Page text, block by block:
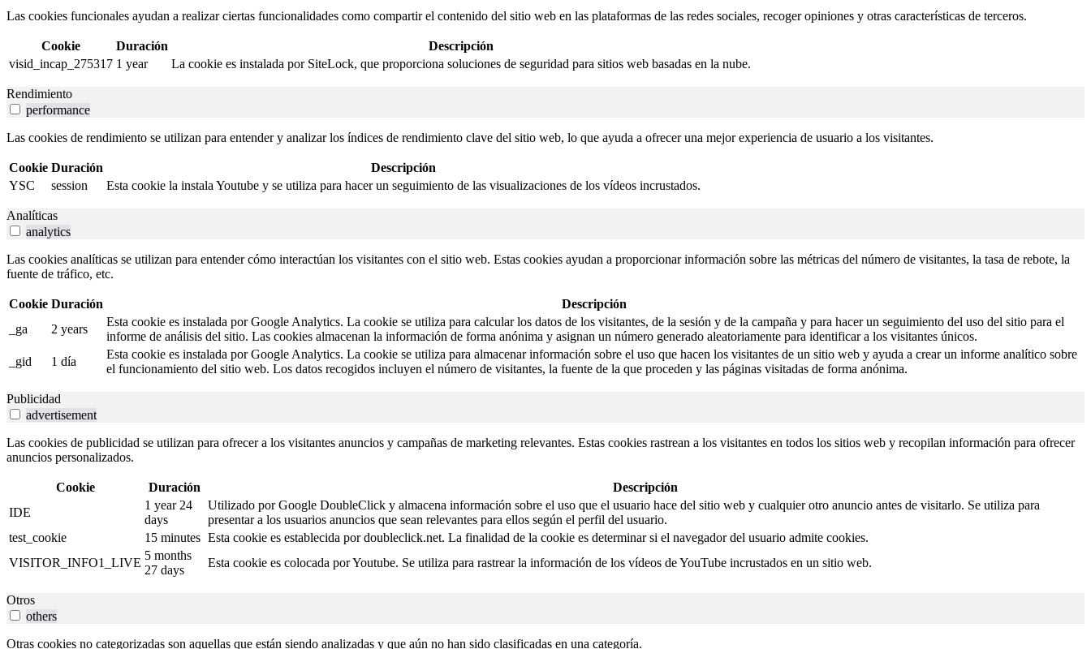
Las cookies funcionales ayudan a realizar ciertas funcionalidades como compartir el contenido del sitio web en las plataformas de las redes sociales, recoger opiniones y otras características de terceros.
Cookie Duración
Descripción
visid_incap_275317 1 year La cookie es instalada por SiteLock, que proporciona soluciones de seguridad para sitios web basadas en la nube.
Rendimiento
performance
Las cookies de rendimiento se utilizan para entender y analizar los índices de rendimiento clave del sitio web, lo que ayuda a ofrecer una mejor experiencia de usuario a los visitantes.
Cookie Duración
Descripción
YSC
session Esta cookie la instala Youtube y se utiliza para hacer un seguimiento de las visualizaciones de los vídeos incrustados.
Analíticas
analytics
Las cookies analíticas se utilizan para entender cómo interactúan los visitantes con el sitio web. Estas cookies ayudan a proporcionar información sobre las métricas del número de visitantes, la tasa de rebote, la
fuente de tráfico, etc.
Cookie Duración
Descripción
_ga
2 years
Esta cookie es instalada por Google Analytics. La cookie se utiliza para calcular los datos de los visitantes, de la sesión y de la campaña y para hacer un seguimiento del uso del sitio para el
informe de análisis del sitio. Las cookies almacenan la información de forma anónima y asignan un número generado aleatoriamente para identificar a los visitantes únicos.
_gid
1 día
Esta cookie es instalada por Google Analytics. La cookie se utiliza para almacenar información sobre el uso que hacen los visitantes de un sitio web y ayuda a crear un informe analítico sobre
el funcionamiento del sitio web. Los datos recogidos incluyen el número de visitantes, la fuente de la que proceden y las páginas visitadas de forma anónima.
Publicidad
advertisement
Las cookies de publicidad se utilizan para ofrecer a los visitantes anuncios y campañas de marketing relevantes. Estas cookies rastrean a los visitantes en todos los sitios web y recopilan información para ofrecer
anuncios personalizados.
Cookie Duración
Descripción
IDE
1 year 24
days
Utilizado por Google DoubleClick y almacena información sobre el uso que el usuario hace del sitio web y cualquier otro anuncio antes de visitarlo. Se utiliza para
presentar a los usuarios anuncios que sean relevantes para ellos según el perfil del usuario.
test_cookie
15 minutes Esta cookie es establecida por doubleclick.net. La finalidad de la cookie es determinar si el navegador del usuario admite cookies.
VISITOR_INFO1_LIVE
5 months
27 days
Esta cookie es colocada por Youtube. Se utiliza para rastrear la información de los vídeos de YouTube incrustados en un sitio web.
Otros
others
Otras cookies no categorizadas son aquellas que están siendo analizadas y que aún no han sido clasificadas en una categoría.